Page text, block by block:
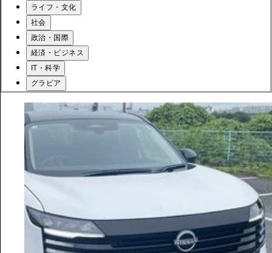
ライフ・文化
社会
政治・国際
経済・ビジネス
IT・科学
グラビア